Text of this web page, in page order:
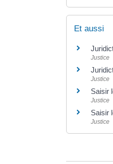
Et aussi
Justice
Justice
Saisir
Justice
Saisir
Justice